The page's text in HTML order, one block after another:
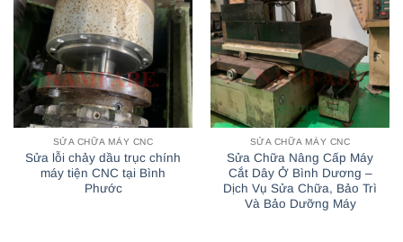
SỬA CHỮA MÁY CNC
Sửa lỗi chảy dầu trục chính
máy tiện CNC tại Bình
Phước
SỬA CHỮA MÁY CNC
Sửa Chữa Nâng Cấp Máy
Cắt Dây Ở Bình Dương –
Dịch Vụ Sửa Chữa, Bảo Trì
Và Bảo Dưỡng Máy